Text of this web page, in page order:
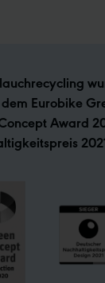
Eurobike
Award